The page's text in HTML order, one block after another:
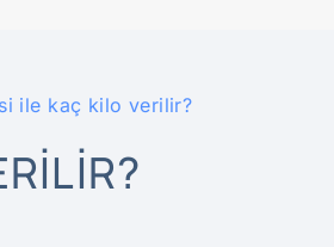
ile kaç kilo verilir?